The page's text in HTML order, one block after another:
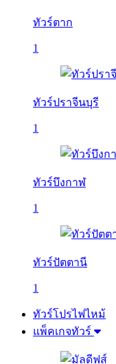
ทัวร์ตาก
1
ทัวร์ปราจีนบุรี
1
ทัวร์บึงกาฬ
1
ทัวร์ปัตตานี
1
ทัวร์โปรไฟไหม้
แพ็คเกจทัวร์